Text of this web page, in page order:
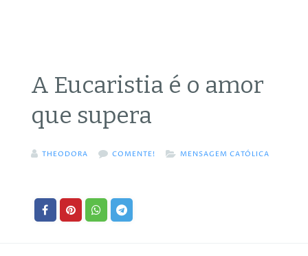
A Eucaristia é o amor
que supera
THEODORA COMENTE! MENSAGEM CATÓLICA